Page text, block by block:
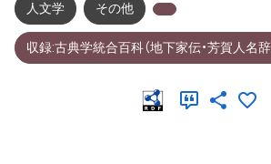
人文学 その他
収録:古典学統合百科（地下家伝・芳賀人名辞